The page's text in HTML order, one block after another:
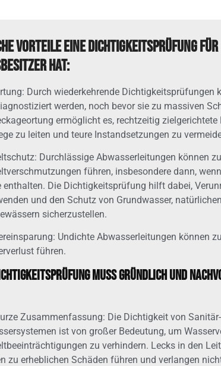
Vorteile eine Dichtigkeitsprüfung für
hat:
Durch wiederkehrende Dichtigkeitsprüfungen
werden, noch bevor sie zu massiven
ermöglicht es, rechtzeitig zielgerichtete
zu leiten und teure Instandsetzungen zu
Durchlässige Abwasserleitungen können
führen, insbesondere dann,
enthalten. Die Dichtigkeitsprüfung hilft dabei,
und den Schutz von Grundwasser,
sicherzustellen.
Undichte Abwasserleitungen können
führen.
muss gründlich und
Zusammenfassung: Die Dichtigkeit von
ist von großer Bedeutung, um
zu verhindern. Lecks in den
zu erheblichen Schäden führen und verlangen